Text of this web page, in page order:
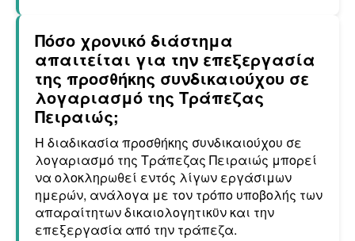
Πόσο χρονικό διάστημα
απαιτείται για την επεξεργασία
της προσθήκης συνδικαιούχου σε
λογαριασμό της Τράπεζας
Πειραιώς;
Η διαδικασία προσθήκης συνδικαιούχου σε
λογαριασμό της Τράπεζας Πειραιώς μπορεί
να ολοκληρωθεί εντός λίγων εργάσιμων
ημερών, ανάλογα με τον τρόπο υποβολής των
απαραίτητων δικαιολογητικϋν και την
επεξεργασία από την τράπεζα.